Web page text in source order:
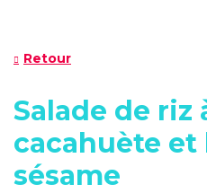
Retour
Salade de riz
cacahuète et
sésame